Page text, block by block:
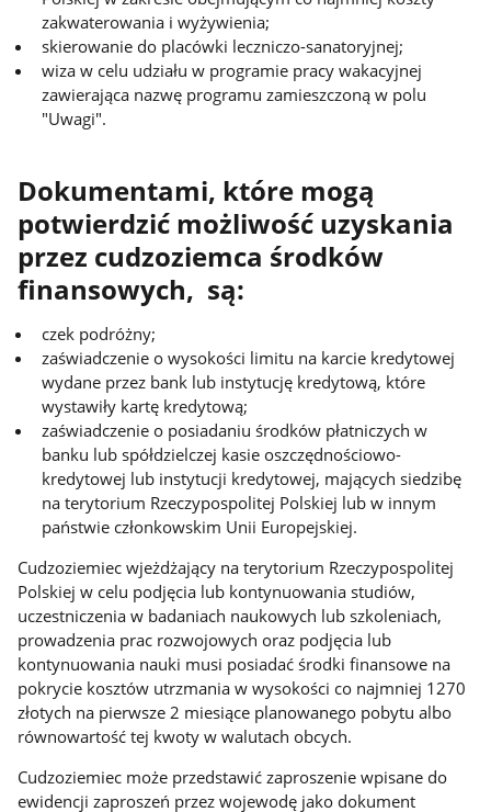
zakwaterowania i wyżywienia;
skierowanie do placówki leczniczo-sanatoryjnej;
wiza w celu udziału w programie pracy wakacyjnej
zawierająca nazwę programu zamieszczoną w polu
"Uwagi".
Dokumentami, które mogą
potwierdzić możliwość uzyskania
przez cudzoziemca środków
finansowych, są:
czek podróżny;
zaświadczenie o wysokości limitu na karcie kredytowej
wydane przez bank lub instytucję kredytową, które
wystawiły kartę kredytową;
zaświadczenie o posiadaniu środków płatniczych w
banku lub spółdzielczej kasie oszczędnościowo-
kredytowej lub instytucji kredytowej, mających siedzibę
na terytorium Rzeczypospolitej Polskiej lub w innym
państwie członkowskim Unii Europejskiej.
Cudzoziemiec wjeżdżający na terytorium Rzeczypospolitej
Polskiej w celu podjęcia lub kontynuowania studiów,
uczestniczenia w badaniach naukowych lub szkoleniach,
prowadzenia prac rozwojowych oraz podjęcia lub
kontynuowania nauki musi posiadać środki finansowe na
pokrycie kosztów utrzmania w wysokości co najmniej 1270
złotych na pierwsze 2 miesiące planowanego pobytu albo
równowartość tej kwoty w walutach obcych.
Cudzoziemiec może przedstawić zaproszenie wpisane do
ewidencji zaproszeń przez wojewodę jako dokument